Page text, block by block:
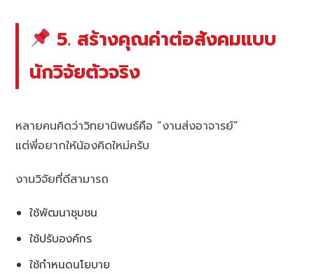
5. สร้างคุณค่าต่อสังคมแบบ
นักวิจัยตัวจริง
หลายคนคิดว่าวิทยานิพนธ์คือ “งานส่งอาจารย์”
แต่พี่อยากให้น้องคิดใหม่ครับ
งานวิจัยที่ดีสามารถ
ใช้พัฒนาชุมชน
ใช้ปรับองค์กร
ใช้กำหนดนโยบาย